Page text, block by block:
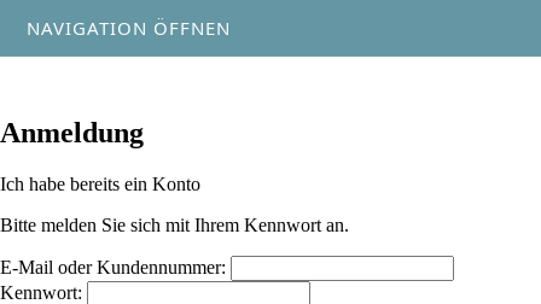
NAVIGATION ÖFFNEN
Anmeldung
Ich habe bereits ein Konto
Bitte melden Sie sich mit Ihrem Kennwort an.
E-Mail oder Kundennummer:
Kennwort: